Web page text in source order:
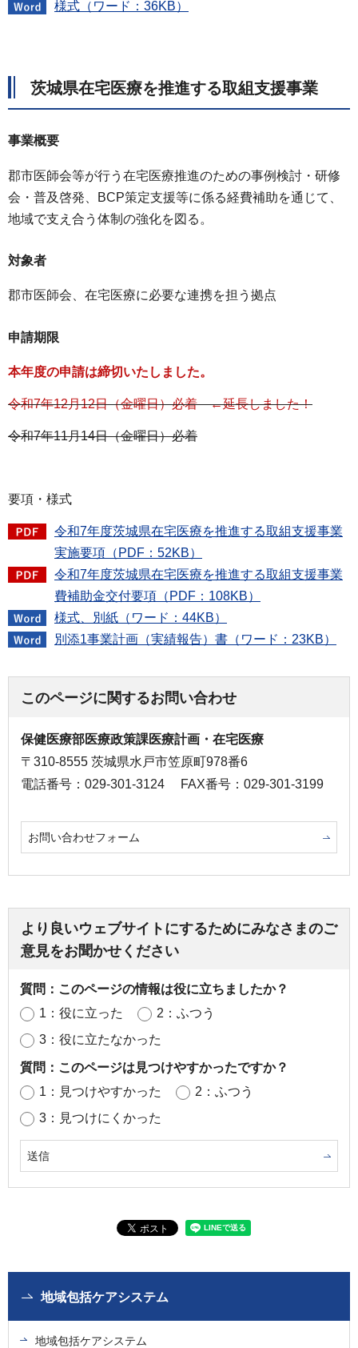
様式（ワード：36KB）
茨城県在宅医療を推進する取組支援事業
事業概要
郡市医師会等が行う在宅医療推進のための事例検討・研修
会・普及啓発、BCP策定支援等に係る経費補助を通じて、
地域で支え合う体制の強化を図る。
対象者
郡市医師会、在宅医療に必要な連携を担う拠点
申請期限
本年度の申請は締切いたしました。
令和7年12月12日（金曜日）必着 ←延長しました！
令和7年11月14日（金曜日）必着
要項・様式
令和7年度茨城県在宅医療を推進する取組支援事業
実施要項（PDF：52KB）
令和7年度茨城県在宅医療を推進する取組支援事業
費補助金交付要項（PDF：108KB）
様式、別紙（ワード：44KB）
別添1事業計画（実績報告）書（ワード：23KB）
このページに関するお問い合わせ
保健医療部医療政策課医療計画・在宅医療
〒310-8555 茨城県水戸市笠原町978番6
電話番号：029-301-3124
FAX番号：029-301-3199
お問い合わせフォーム
より良いウェブサイトにするためにみなさまのご
意見をお聞かせください
質問：このページの情報は役に立ちましたか？
1：役に立った
2：ふつう
3：役に立たなかった
質問：このページは見つけやすかったですか？
1：見つけやすかった
2：ふつう
3：見つけにくかった
地域包括ケアシステム
地域包括ケアシステム